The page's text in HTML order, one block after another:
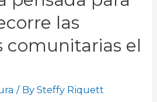
las
comunitarias el
/ BySteffy Riquett